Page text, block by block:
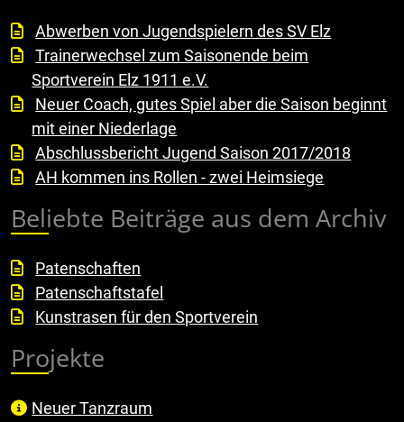
Abwerben von Jugendspielern des SV Elz
Trainerwechsel zum Saisonende beim
Sportverein Elz 1911 e.V.
Neuer Coach, gutes Spiel aber die Saison beginnt
mit einer Niederlage
Abschlussbericht Jugend Saison 2017/2018
AH kommen ins Rollen - zwei Heimsiege
Beliebte Beiträge aus dem Archiv
Patenschaften
Patenschaftstafel
Kunstrasen für den Sportverein
Projekte
Neuer Tanzraum